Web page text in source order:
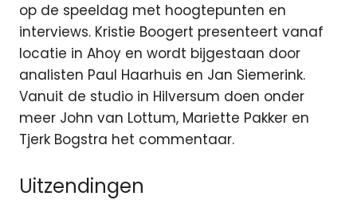
op de speeldag met hoogtepunten en
interviews. Kristie Boogert presenteert vanaf
locatie in Ahoy en wordt bijgestaan door
analisten Paul Haarhuis en Jan Siemerink.
Vanuit de studio in Hilversum doen onder
meer John van Lottum, Mariette Pakker en
Tjerk Bogstra het commentaar.
Uitzendingen